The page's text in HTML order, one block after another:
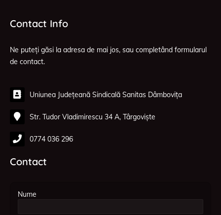
Contact Info
Ne puteți găsi la adresa de mai jos, sau completând formularul
de contact.
Uniunea Județeană Sindicală Sanitas Dâmbovița
Str. Tudor Vladimirescu 34 A, Târgoviște
0774 036 296
Contact
Nume